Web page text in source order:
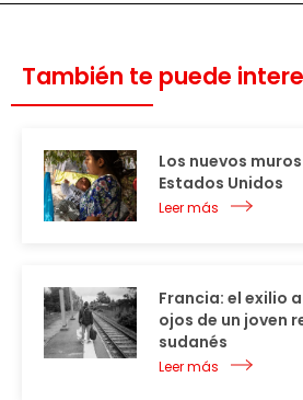
También te puede
Los nuevos
Estados Unidos
Leer más
Francia: el exilio
ojos de un joven
sudanés
Leer más